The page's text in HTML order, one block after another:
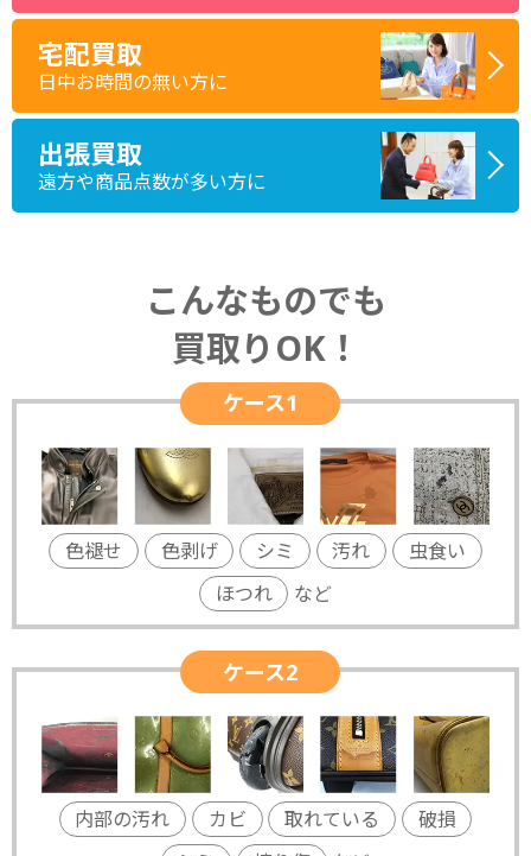
宅配買取
日中お時間の無い方に
出張買取
遠方や商品点数が多い方に
こんなものでも
買取りOK！
ケース1
色褪せ 色剥げ シミ 汚れ
虫食い
ほつれ
など
ケース2
内部の汚れ カビ 取れている
破損